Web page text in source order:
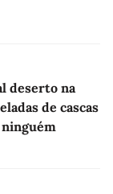
deserto na
de cascas
ninguém